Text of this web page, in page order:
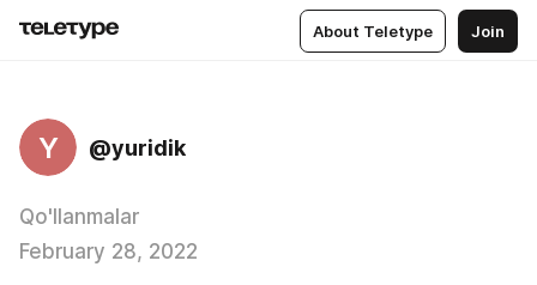
About Teletype Join
Y @yuridik
Qo'llanmalar
February 28, 2022